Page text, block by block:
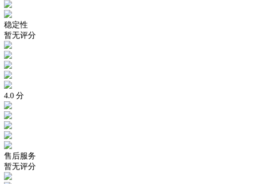
稳定性
暂无评分
4.0 分
售后服务
暂无评分